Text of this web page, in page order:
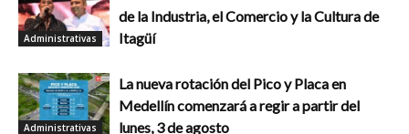
Administrativas
de la Industria, el Comercio y la Cultura de
Itagüí
Administrativas
La nueva rotación del Pico y Placa en
Medellín comenzará a regir a partir del
lunes, 3 de agosto